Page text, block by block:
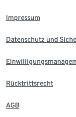
Impressum
Datenschutz und
Rücktrittsrecht
AGB